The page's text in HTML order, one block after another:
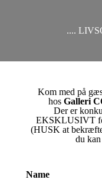
....
Kom med på
hos Galleri
Der er
EKSKLUSIVT
(HUSK at
du
Name